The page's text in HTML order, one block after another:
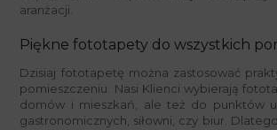
aranżacji.
Piękne fototapety do wszystkich
Dzisiaj fototapetę można zastosować
pomieszczeniu. Nasi Klienci wybierają
domów i mieszkań, ale też do punktów
gastronomicznych, siłowni, czy biur. Dlatego